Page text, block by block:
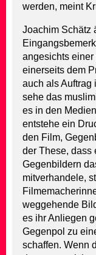
werden, meint
Joachim Schätz
angesichts einer
einerseits dem
auch als Auftrag
sehe das
es in den
entstehe ein
den Film,
der These, dass
Gegenbildern
mitverhandele,
weggehende
es ihr Anliegen
Gegenpol zu
schaffen. Wenn